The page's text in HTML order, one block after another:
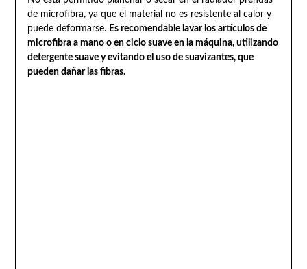
de microfibra, ya que el material no es resistente al calor y
puede deformarse. Es recomendable lavar los artículos de
microfibra a mano o en ciclo suave en la máquina, utilizando
detergente suave y evitando el uso de suavizantes, que
pueden dañar las fibras.